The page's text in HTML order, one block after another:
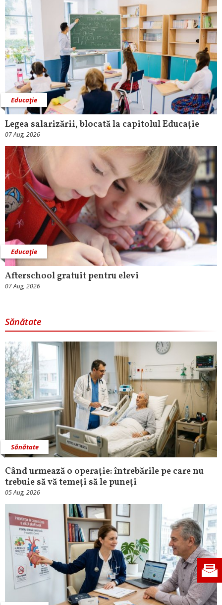
Educaţie
Legea salarizării, blocată la capitolul Educație
07 Aug, 2026
Educaţie
Afterschool gratuit pentru elevi
07 Aug, 2026
Sănătate
Sănătate
Când urmează o operație: întrebările pe care nu
trebuie să vă temeți să le puneți
05 Aug, 2026